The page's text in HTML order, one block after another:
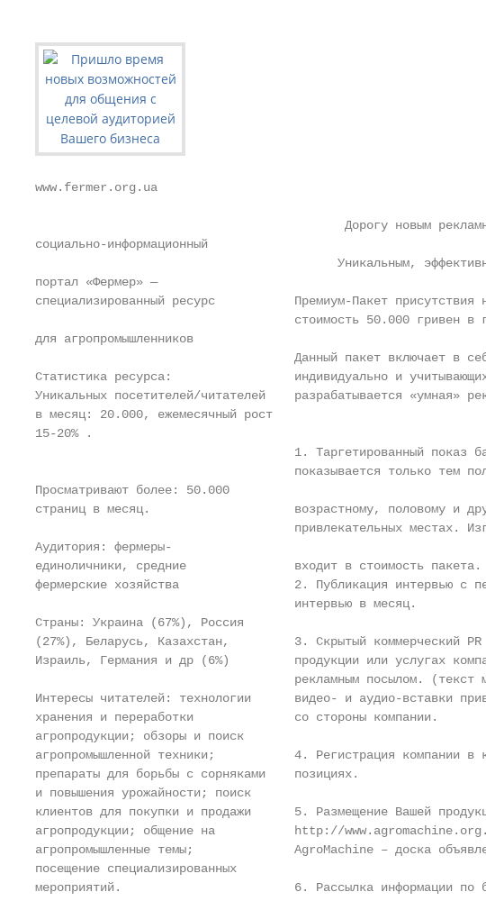
www.fermer.org.ua
Дорогу новым
социально-информационный
Уникальным,
портал «Фермер» —
специализированный ресурс           Премиум-Пакет присутствия
стоимость 50.000 гривен в
для агропромышленников
Данный пакет включает в
Статистика ресурса:                 индивидуально и учитывающих
Уникальных посетителей/читателей    разрабатывается «умная»
в месяц: 20.000, ежемесячный рост
15-20% .
1. Таргетированный показ
показывается только тем
Просматривают более: 50.000
страниц в месяц.                    возрастному, половому и
привлекательных местах.
Аудитория: фермеры-
единоличники, средние               входит в стоимость пакета.
фермерские хозяйства                2. Публикация интервью с
                                    интервью в месяц.
Страны: Украина (67%), Россия
(27%), Беларусь, Казахстан,         3. Скрытый коммерческий PR -
Израиль, Германия и др (6%)         продукции или услугах
рекламным посылом. (текст
Интересы читателей: технологии      видео- и аудио-вставки
хранения и переработки              со стороны компании.
агропродукции; обзоры и поиск
агропромышленной техники;           4. Регистрация компании в
препараты для борьбы с сорняками    позициях.
и повышения урожайности; поиск
клиентов для покупки и продажи      5. Размещение Вашей
агропродукции; общение на           http://
агропромышленные темы;              AgroMachine – доска
посещение специализированных
мероприятий.                        6. Рассылка информации по базе